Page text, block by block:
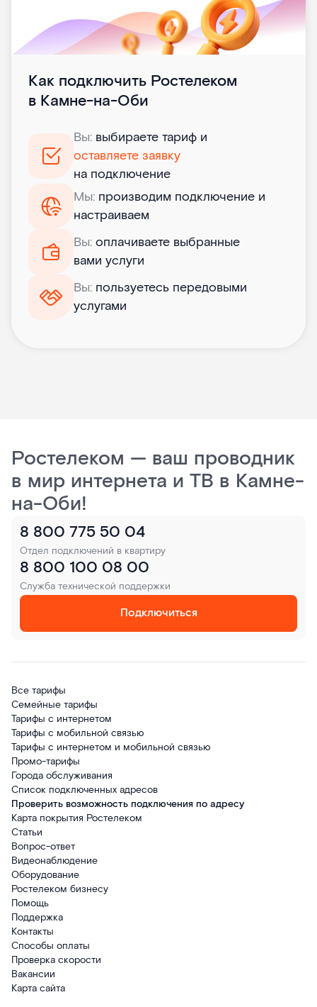
Как подключить Ростелеком
в Камне-на-Оби
Вы: выбираете тариф и
оставляете заявку
на подключение
Мы: производим подключение и
настраиваем
Вы: оплачиваете выбранные
вами услуги
Вы: пользуетесь передовыми
услугами
Ростелеком — ваш проводник
в мир интернета и ТВ в Камне-
на-Оби!
8 800 775 50 04
Отдел подключений в квартиру
8 800 100 08 00
Служба технической поддержки
Подключиться
Все тарифы
Семейные тарифы
Тарифы с интернетом
Тарифы с мобильной связью
Тарифы с интернетом и мобильной связью
Промо-тарифы
Города обслуживания
Список подключенных адресов
Проверить возможность подключения по адресу
Карта покрытия Ростелеком
Статьи
Вопрос-ответ
Видеонаблюдение
Оборудование
Ростелеком бизнесу
Помощь
Поддержка
Контакты
Способы оплаты
Проверка скорости
Вакансии
Карта сайта